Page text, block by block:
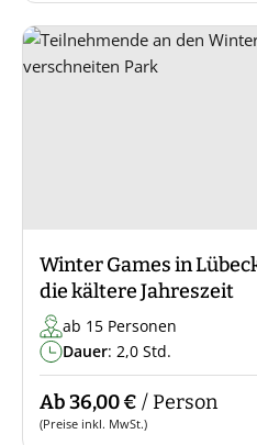
Winter Games in
die kältere Jahreszeit
ab 15 Personen
Dauer: 2,0 Std.
Ab 36,00 € / Person
(Preise inkl. MwSt.)